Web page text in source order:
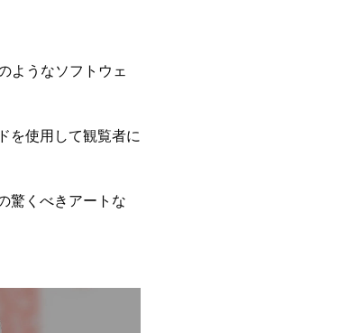
ようなソフトウェ
を使用して観覧者に
驚くべきアートな